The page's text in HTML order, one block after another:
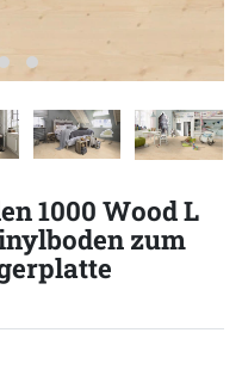
1000 Wood L
zum